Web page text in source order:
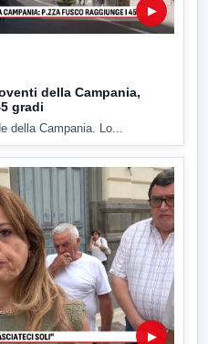
▶
della Campania,
gradi
della Campania. Lo...
▶